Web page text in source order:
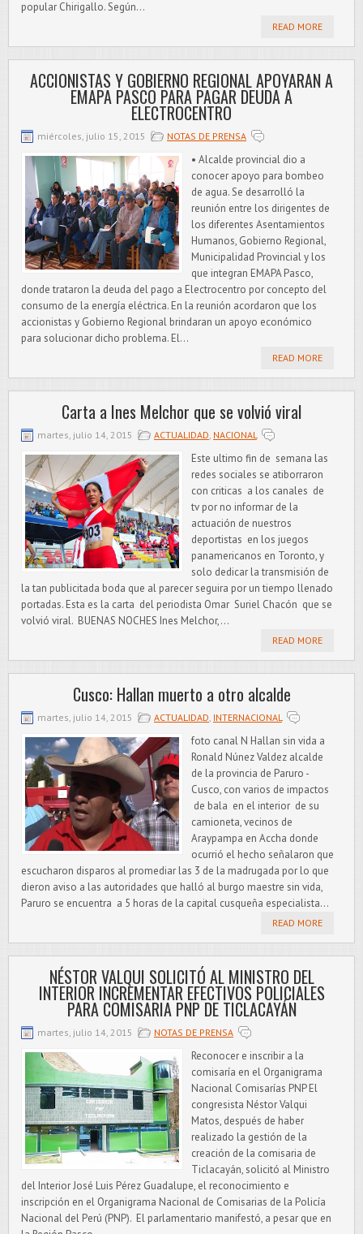
popular Chirigallo. Según...
READ MORE
ACCIONISTAS Y GOBIERNO REGIONAL APOYARAN A
EMAPA PASCO PARA PAGAR DEUDA A
ELECTROCENTRO
miércoles, julio 15, 2015 NOTAS DE PRENSA
• Alcalde provincial dio a
conocer apoyo para bombeo
de agua. Se desarrolló la
reunión entre los dirigentes de
los diferentes Asentamientos
Humanos, Gobierno Regional,
Municipalidad Provincial y los
que integran EMAPA Pasco,
donde trataron la deuda del pago a Electrocentro por concepto del
consumo de la energía eléctrica. En la reunión acordaron que los
accionistas y Gobierno Regional brindaran un apoyo económico
para solucionar dicho problema. El...
READ MORE
Carta a Ines Melchor que se volvió viral
martes, julio 14, 2015 ACTUALIDAD, NACIONAL
Este ultimo fin de semana las
redes sociales se atiborraron
con criticas a los canales de
tv por no informar de la
actuación de nuestros
deportistas en los juegos
panamericanos en Toronto, y
solo dedicar la transmisión de
la tan publicitada boda que al parecer seguira por un tiempo llenado
portadas. Esta es la carta del periodista Omar Suriel Chacón que se
volvió viral. BUENAS NOCHES Ines Melchor,...
READ MORE
Cusco: Hallan muerto a otro alcalde
martes, julio 14, 2015 ACTUALIDAD, INTERNACIONAL
foto canal N Hallan sin vida a
Ronald Núnez Valdez alcalde
de la provincia de Paruro -
Cusco, con varios de impactos
de bala en el interior de su
camioneta, vecinos de
Araypampa en Accha donde
ocurrió el hecho señalaron que
escucharon disparos al promediar las 3 de la madrugada por lo que
dieron aviso a las autoridades que halló al burgo maestre sin vida,
Paruro se encuentra a 5 horas de la capital cusqueña especialista...
READ MORE
NÉSTOR VALQUI SOLICITÓ AL MINISTRO DEL
INTERIOR INCREMENTAR EFECTIVOS POLICIALES
PARA COMISARIA PNP DE TICLACAYÁN
martes, julio 14, 2015 NOTAS DE PRENSA
Reconocer e inscribir a la
comisaría en el Organigrama
Nacional Comisarías PNP El
congresista Néstor Valqui
Matos, después de haber
realizado la gestión de la
creación de la comisaria de
Ticlacayán, solicitó al Ministro
del Interior José Luis Pérez Guadalupe, el reconocimiento e
inscripción en el Organigrama Nacional de Comisarias de la Policía
Nacional del Perú (PNP). El parlamentario manifestó, a pesar que en